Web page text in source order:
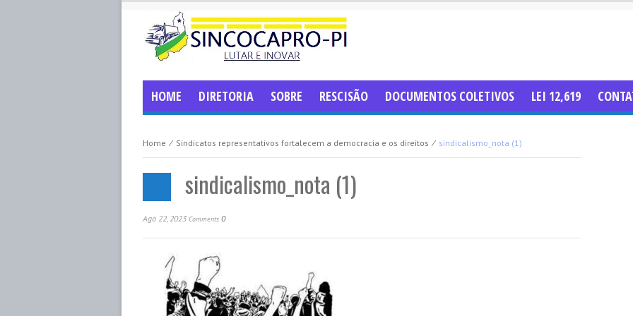
HOME DIRETORIA SOBRE RESCISÃO DOCUMENTOS COLETIVOS LEI 12,619
Home ⁄ Sindicatos representativos fortalecem a democracia e os direitos ⁄ sindicalismo_nota (1)
sindicalismo_nota (1)
Ago 22, 2023 Comments 0